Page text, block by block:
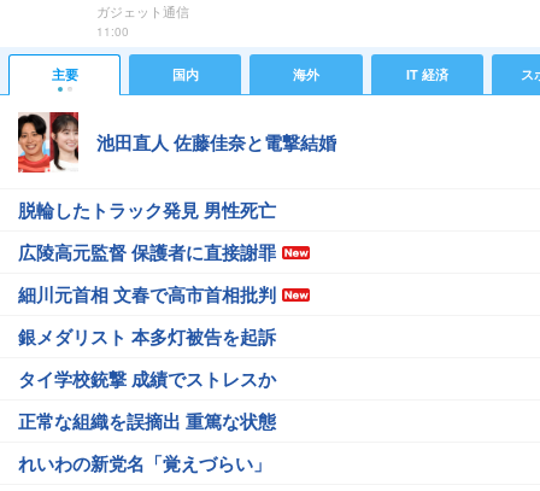
ガジェット通信
11:00
主要 国内 海外 IT 経済 ス
池田直人 佐藤佳奈と電撃結婚
脱輪したトラック発見 男性死亡
広陵高元監督 保護者に直接謝罪
細川元首相 文春で高市首相批判
銀メダリスト 本多灯被告を起訴
タイ学校銃撃 成績でストレスか
正常な組織を誤摘出 重篤な状態
れいわの新党名「覚えづらい」